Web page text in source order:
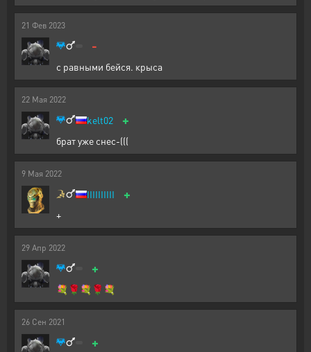
21 Фев 2023
-
с равными бейся. крыса
22 Мая 2022
kelt02 +
брат уже снес-(((
9 Мая 2022
IIIIIIIIII +
+
29 Апр 2022
+
💐🌹💐🌹💐
26 Сен 2021
+